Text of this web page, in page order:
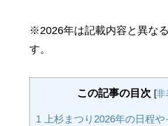
※2026年は記載内容と異な
す。
この記事の目次 [非
1 上杉まつり2026年の日程